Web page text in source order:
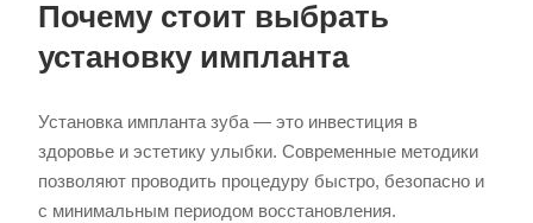
Почему стоит выбрать
установку импланта
Установка импланта зуба — это инвестиция в
здоровье и эстетику улыбки. Современные методики
позволяют проводить процедуру быстро, безопасно и
с минимальным периодом восстановления.